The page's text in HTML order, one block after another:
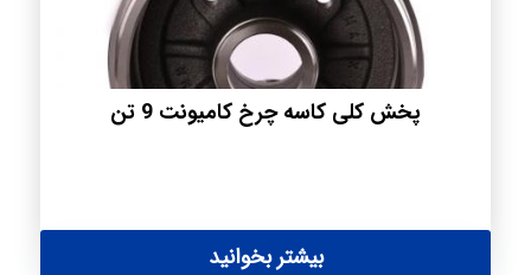
پخش کلی کاسه چرخ کامیونت 9 تن
بیشتر بخوانید